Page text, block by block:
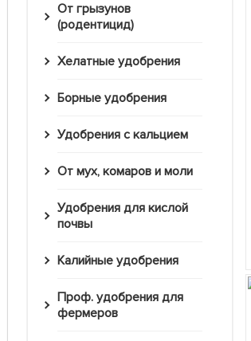
От грызунов
(родентицид)
Хелатные удобрения
Борные удобрения
Удобрения с кальцием
От мух, комаров и моли
Удобрения для кислой
почвы
Калийные удобрения
Проф. удобрения для
фермеров